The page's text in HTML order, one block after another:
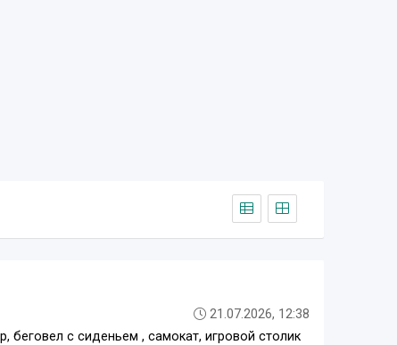
21.07.2026, 12:38
беговел с сиденьем , самокат, игровой столик